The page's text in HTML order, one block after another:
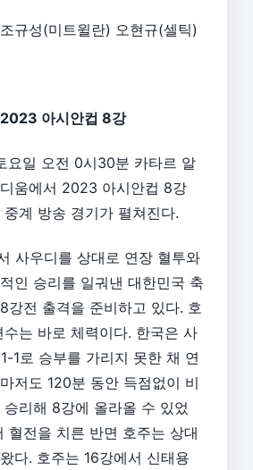
규성(미트윌란) 오현규(셀틱)
아시안컵 8강
요일 오전 0시30분 카타르 알
움에서 2023 아시안컵 8강
계 방송 경기가 펼쳐진다.
사우디를 상대로 연장 혈투와
인 승리를 일궈낸 대한민국 축
강전 출격을 준비하고 있다. 호
는 바로 체력이다. 한국은 사
1로 승부를 가리지 못한 채 연
저도 120분 동안 득점없이 비
리해 8강에 올라올 수 있었
혈전을 치른 반면 호주는 상대
다. 호주는 16강에서 신태용